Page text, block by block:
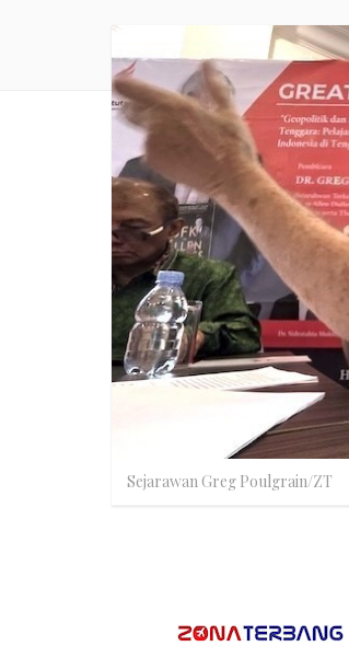
Sejarawan Greg Poulgrain/ZT